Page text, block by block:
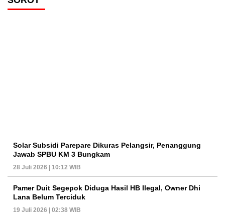
Solar Subsidi Parepare Dikuras Pelangsir, Penanggung
Jawab SPBU KM 3 Bungkam
28 Juli 2026 | 10:12 WIB
Pamer Duit Segepok Diduga Hasil HB Ilegal, Owner Dhi
Lana Belum Terciduk
19 Juli 2026 | 02:38 WIB